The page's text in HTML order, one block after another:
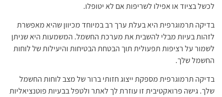
לכשל בציוד או אפילו לשריפות אם לא יטופלו.
בדיקה תרמוגרפית היא בעלת ערך רב במיוחד מכיוון שהיא מאפשרת
לזהות בעיות מבלי להשבית את מערכת החשמל. המשמעות היא שניתן
לשמור על רציפות תפעולית תוך הבטחת הבטיחות והיעילות של לוחות
החשמל שלך.
בדיקה תרמוגרפית מספקת ייצוג חזותי ברור של מצב לוחות החשמל
שלך. גישה פרואקטיבית זו עוזרת לך לאתר ולטפל בבעיות פוטנציאליות